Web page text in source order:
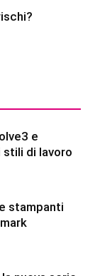
e
di lavoro
stampanti